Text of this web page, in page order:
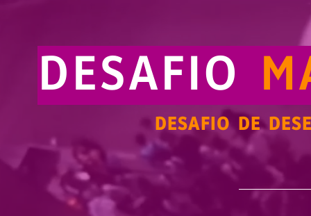
DESAFIO
DESAFIO DE